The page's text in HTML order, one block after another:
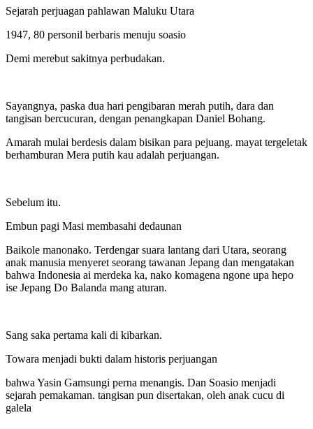
Sejarah perjuagan pahlawan Maluku Utara
1947, 80 personil berbaris menuju soasio
Demi merebut sakitnya perbudakan.
Sayangnya, paska dua hari pengibaran merah putih, dara dan
tangisan bercucuran, dengan penangkapan Daniel Bohang.
Amarah mulai berdesis dalam bisikan para pejuang. mayat tergeletak
berhamburan Mera putih kau adalah perjuangan.
Sebelum itu.
Embun pagi Masi membasahi dedaunan
Baikole manonako. Terdengar suara lantang dari Utara, seorang
anak manusia menyeret seorang tawanan Jepang dan mengatakan
bahwa Indonesia ai merdeka ka, nako komagena ngone upa hepo
ise Jepang Do Balanda mang aturan.
Sang saka pertama kali di kibarkan.
Towara menjadi bukti dalam historis perjuangan
bahwa Yasin Gamsungi perna menangis. Dan Soasio menjadi
sejarah pemakaman. tangisan pun disertakan, oleh anak cucu di
galela